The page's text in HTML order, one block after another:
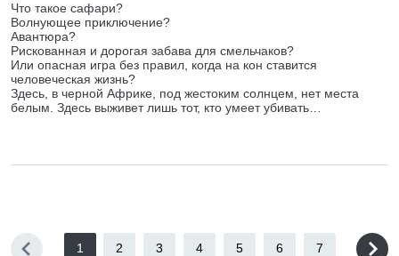
Что такое сафари?
Волнующее приключение?
Авантюра?
Рискованная и дорогая забава для смельчаков?
Или опасная игра без правил, когда на кон ставится
человеческая жизнь?
Здесь, в черной Африке, под жестоким солнцем, нет места
белым. Здесь выживет лишь тот, кто умеет убивать…
1 2 3 4 5 6 7